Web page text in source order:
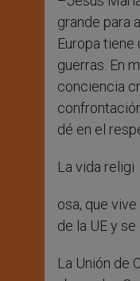
grande para
Europa
guerras. En
conciencia
dé en el
La vida religi
osa, que
de la UE y
La Unión de